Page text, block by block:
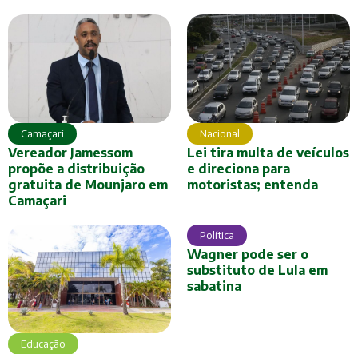
Camaçari
Vereador Jamessom
propõe a distribuição
gratuita de Mounjaro em
Camaçari
Nacional
Lei tira multa de veículos
e direciona para
motoristas; entenda
Educação
Política
Wagner pode ser o
substituto de Lula em
sabatina